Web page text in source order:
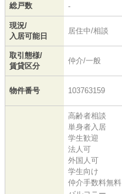
総戸数 -
現況/
入居可能日
居住中/相談
取引態様/
賃貸区分
仲介/一般
物件番号 103763159
高齢者相談
単身者入居
学生歓迎
法人可
外国人可
学生向け
仲介手数料無料